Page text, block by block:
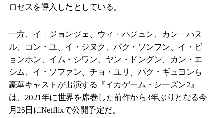
ロセスを導入したとしている。
一方、イ・ジョンジェ、ウィ・ハジュン、カン・ハヌ
ル、コン・ユ、イ・ジヌク、パク・ソンフン、イ・ビ
ョンホン、イム・シワン、ヤン・ドングン、カン・エ
シム、イ・ソファン、チョ・ユリ、パク・ギュヨンら
豪華キャストが出演する『イカゲーム・シーズン2』
は、2021年に世界を席巻した前作から3年ぶりとなる今
月26日にNetflixで公開予定だ。